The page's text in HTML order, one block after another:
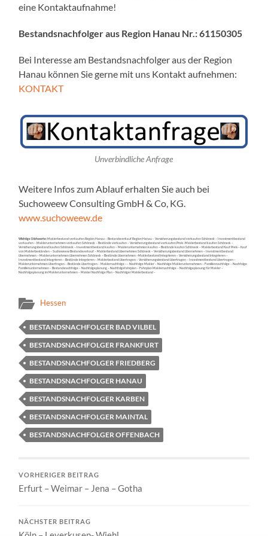
eine Kontaktaufnahme!
Bestandsnachfolger aus Region Hanau Nr.: 61150305
Bei Interesse am Bestandsnachfolger aus der Region
Hanau können Sie gerne mit uns Kontakt aufnehmen:
KONTAKT
Unverbindliche Anfrage
Weitere Infos zum Ablauf erhalten Sie auch bei
Suchoweew Consulting GmbH & Co, KG.
www.suchoweew.de
Wichtige Stichworte:Maklerbestand verkaufen Region Hanau – Bestandsverkauf Region Hanau – Versicherungsbestand verkaufen Schöneck – Investmentbestand
verkaufen – Maklerunternehmen verkaufen Schöneck – Bestände verkaufen – Versicherungsbestand verkaufen Preis -Maklerbestand kaufen Schöneck –
Versicherungsbestand kaufen Schöneck – Investmentbestand kaufen – Maklerunternehmen kaufen – Bestände kaufen Schöneck – Maklerbestand Kauf Preis – Kauf
von Maklerbeständen – Suchoweew Bestandsverkauf – Maklerbestand übernehmen Schöneck – Versicherungsbestand übernehmen – Investmentbestand
übernehmen – Maklerunternehmen übernehmen Schöneck – Bestände übernehmen –Maklerbestand integrieren – Versicherungsbestand integrieren –
Investmentbestand integrieren – Bestände integrieren – Maklerbestand übertragen – Versicherungsbestand übertragen – Investmentbestand übertragen –
Maklerunternehmen übertragen – Bestände übertragen – Maklernachfolge –– Nachfolge Makler – Nachfolge Maklerunternehmen – Familiennachfolge – Nachfolge
Familienunternehmen – Bestandsnachfolge – Nachfolgeplanung – Nachfolgefahrplan – Fahrplan Maklernachfolge – Nachfolgeplanung für Makler –
Nachfolgeplanung im Maklerunternehmen – Makler Nachfolge Plan – Nachfolger Maklerbestand –
Hessen
BESTANDSNACHFOLGER BAD VILBEL
BESTANDSNACHFOLGER FRANKFURT
BESTANDSNACHFOLGER FRIEDBERG
BESTANDSNACHFOLGER HANAU
BESTANDSNACHFOLGER KARBEN
BESTANDSNACHFOLGER MAINTAL
BESTANDSNACHFOLGER OFFENBACH
VORHERIGER BEITRAG
Erfurt – Weimar – Jena – Gotha
NÄCHSTER BEITRAG